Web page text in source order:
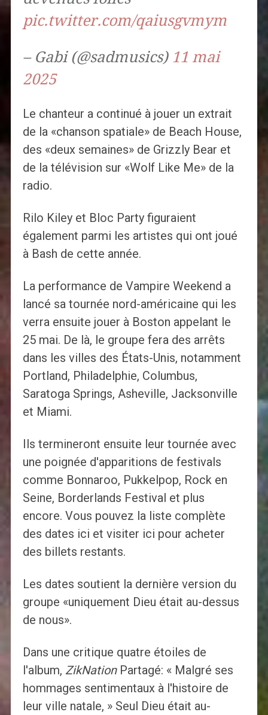
pic.twitter.com/qaiusgvmym
– Gabi (@sadmusics) 11 mai
2025
Le chanteur a continué à jouer un extrait
de la «chanson spatiale» de Beach House,
des «deux semaines» de Grizzly Bear et
de la télévision sur «Wolf Like Me» de la
radio.
Rilo Kiley et Bloc Party figuraient
également parmi les artistes qui ont joué
à Bash de cette année.
La performance de Vampire Weekend a
lancé sa tournée nord-américaine qui les
verra ensuite jouer à Boston appelant le
25 mai. De là, le groupe fera des arrêts
dans les villes des États-Unis, notamment
Portland, Philadelphie, Columbus,
Saratoga Springs, Asheville, Jacksonville
et Miami.
Ils termineront ensuite leur tournée avec
une poignée d'apparitions de festivals
comme Bonnaroo, Pukkelpop, Rock en
Seine, Borderlands Festival et plus
encore. Vous pouvez la liste complète
des dates ici et visiter ici pour acheter
des billets restants.
Les dates soutient la dernière version du
groupe «uniquement Dieu était au-dessus
de nous».
Dans une critique quatre étoiles de
l'album, ZikNationPartagé: « Malgré ses
hommages sentimentaux à l'histoire de
leur ville natale, » Seul Dieu était au-